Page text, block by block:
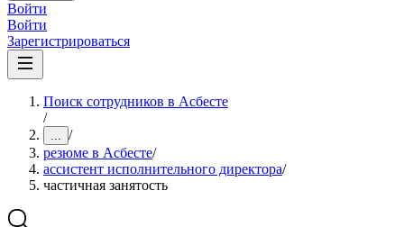
Войти
Войти
Зарегистрироваться
Поиск сотрудников в Асбесте
/
... /
резюме в Асбесте/
ассистент исполнительного директора/
частичная занятость